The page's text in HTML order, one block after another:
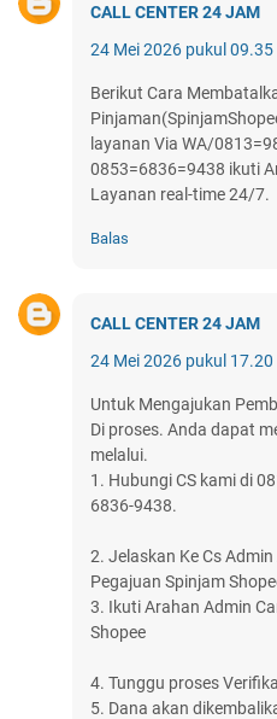
CALL CENTER 24 JAM
24 Mei 2026 pukul 09.35
Berikut Cara
layanan Via WA/
0853=6836=9438 ikuti
Layanan real-time 24/7.
Balas
CALL CENTER 24 JAM
24 Mei 2026 pukul 17.20
Untuk Mengajukan
Di proses. Anda dapat
melalui.
1. Hubungi CS kami di
6836-9438.
2. Jelaskan Ke Cs
Pegajuan Spinjam
3. Ikuti Arahan Admin
Shopee
4. Tunggu proses
5. Dana akan